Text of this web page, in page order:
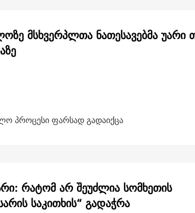
მსხვერპლთა ნათესავებმა უარი
პროცესი ფარსად გადაიქცა
რატომ არ შეუძლია სომხეთის
საკითხის“ გადაჭრა